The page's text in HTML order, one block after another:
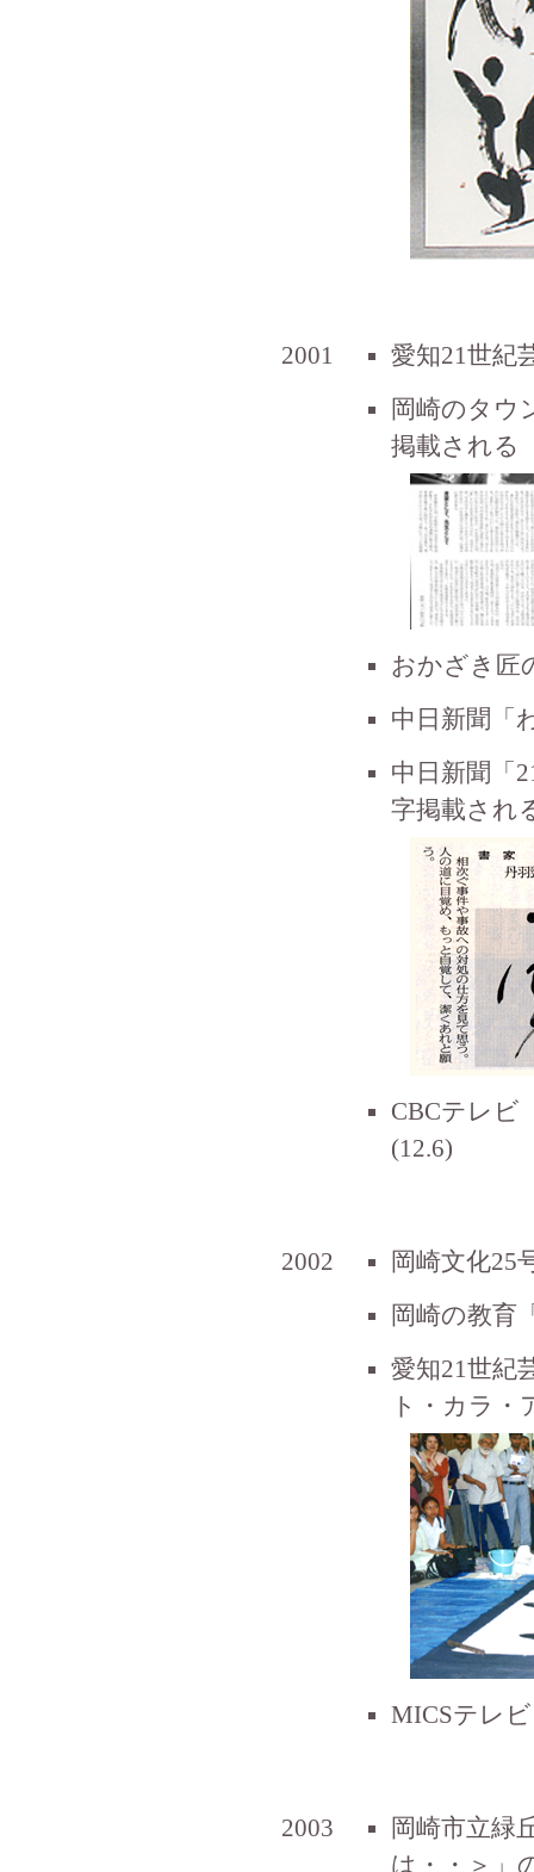
2001
愛知21世紀
岡崎のタウ
掲載される
おかざき匠
中日新聞「
中日新聞「
字掲載され
CBCテレビ
(12.6)
2002
岡崎文化25
岡崎の教育
愛知21世紀
ト・カラ・
MICSテレ
2003
岡崎市立緑
は・・＞」